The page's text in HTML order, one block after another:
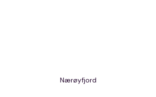
Nærøyfjord